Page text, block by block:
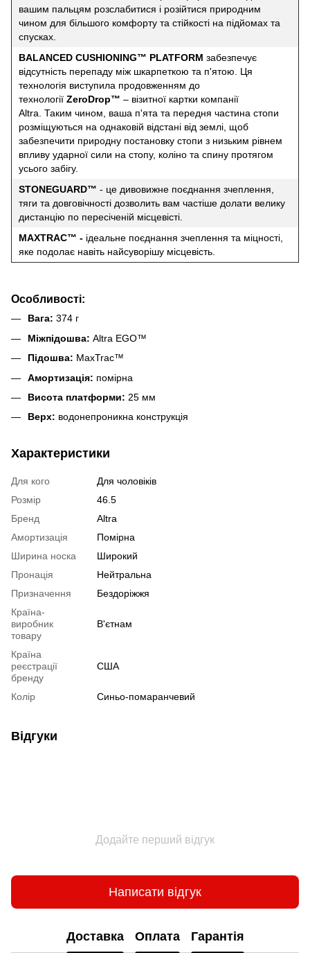
вашим пальцям розслабитися і розійтися природним
чином для більшого комфорту та стійкості на підйомах та
спусках.
BALANCED CUSHIONING™ PLATFORM забезпечує
відсутність перепаду між шкарпеткою та п'ятою. Ця
технологія виступила продовженням до
технології ZeroDrop™ – візитної картки компанії
Altra. Таким чином, ваша п'ята та передня частина стопи
розміщуються на однаковій відстані від землі, щоб
забезпечити природну постановку стопи з низьким рівнем
впливу ударної сили на стопу, коліно та спину протягом
усього забігу.
STONEGUARD™ - це дивовижне поєднання зчеплення,
тяги та довговічності дозволить вам частіше долати велику
дистанцію по пересіченій місцевісті.
MAXTRAC™ - ідеальне поєднання зчеплення та міцності,
яке подолає навіть найсуворішу місцевість.
Особливості:
Вага: 374 г
Міжпідошва: Altra EGO™
Підошва: MaxTrac™
Амортизація: помірна
Висота платформи: 25 мм
Верх: водонепроникна конструкція
Характеристики
Для кого
Для чоловіків
Розмір
46.5
Бренд
Altra
Амортизація
Помірна
Ширина носка
Широкий
Пронація
Нейтральна
Призначення
Бездоріжжя
Країна-
виробник
товару
В'єтнам
Країна
реєстрації
бренду
США
Колір Синьо-помаранчевий
Відгуки
Додайте перший відгук
Написати відгук
Доставка Оплата Гарантія